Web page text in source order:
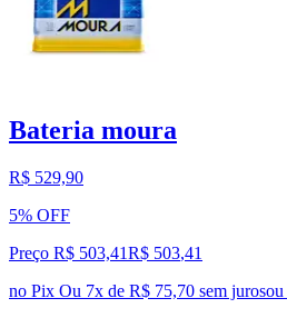
Bateria moura
R$ 529,90
5% OFF
Preço R$ 503,41R$ 503,41
no Pix Ou 7x de R$ 75,70 sem jurosou